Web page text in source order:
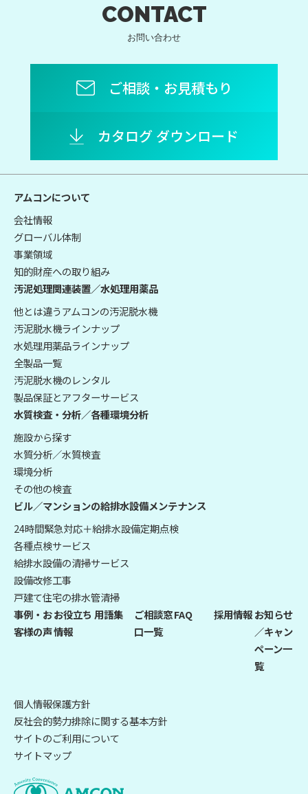
CONTACT
お問い合わせ
ご相談・お見積もり
カタログ ダウンロード
アムコンについて
会社情報
グローバル体制
事業領域
知的財産への取り組み
汚泥処理関連装置／水処理用薬品
他とは違うアムコンの汚泥脱水機
汚泥脱水機ラインナップ
水処理用薬品ラインナップ
全製品一覧
汚泥脱水機のレンタル
製品保証とアフターサービス
水質検査・分析／各種環境分析
施設から探す
水質分析／水質検査
環境分析
その他の検査
ビル／マンションの給排水設備メンテナンス
24時間緊急対応＋給排水設備定期点検
各種点検サービス
給排水設備の清掃サービス
設備改修工事
戸建て住宅の排水管清掃
事例・お
客様の声
お役立ち
情報
用語集
ご相談窓
口一覧
FAQ 採用情報お知らせ
／キャン
ペーン一
覧
個人情報保護方針
反社会的勢力排除に関する基本方針
サイトのご利用について
サイトマップ